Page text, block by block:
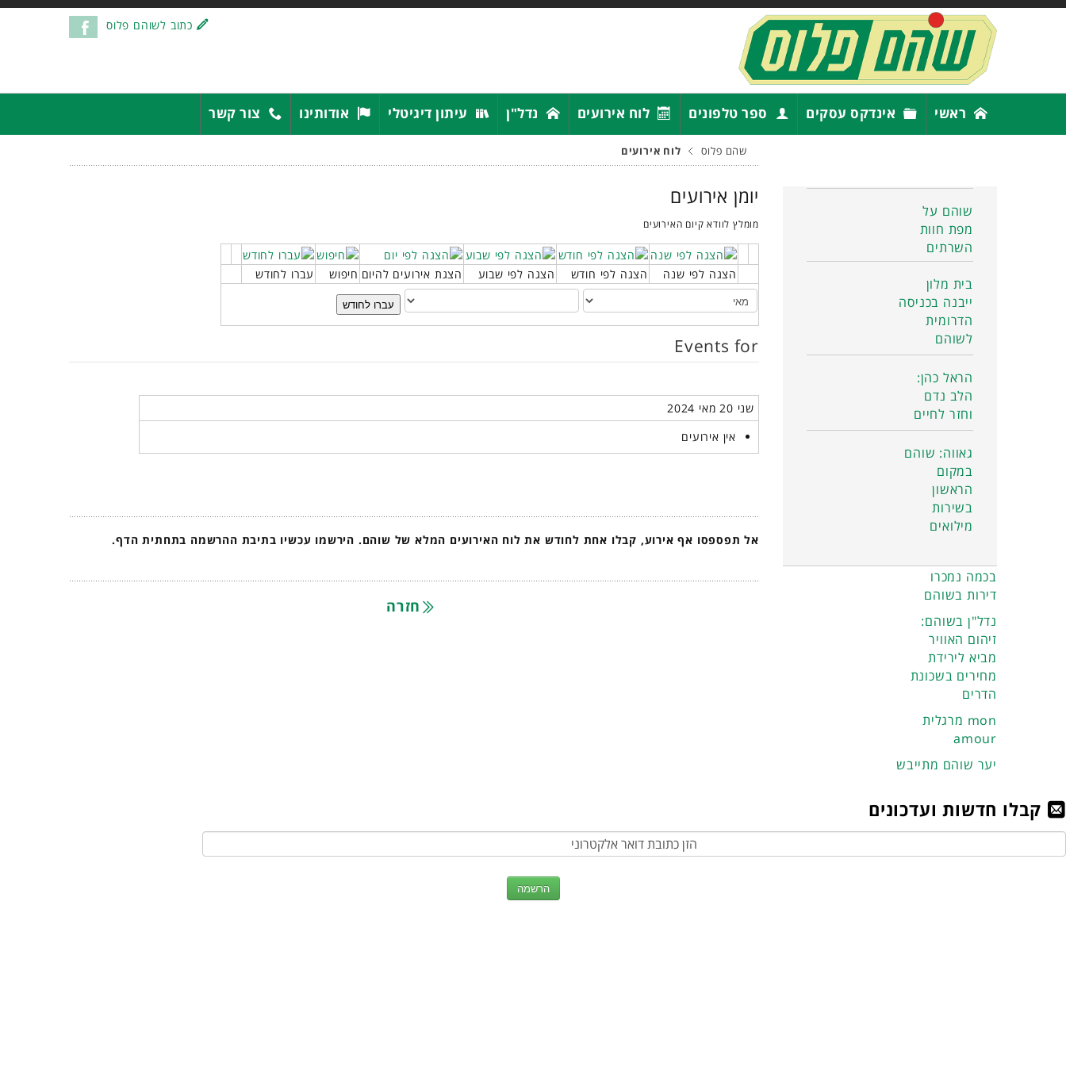
כתוב לשוהם פלוס
ראשי אינדקס עסקים ספר טלפונים לוח אירועים נדל"ן עיתון דיגיטלי אודותינו צור קשר
שהם פלוס לוח אירועים
יומן אירועים
מומלץ לוודא קיום האירועים
הצגה לפי שנה הצגה לפי חודש הצגה לפי שבוע הצגת אירועים להיום חיפוש
עברו לחודש
עברו לחודש
Events for
שני 20 מאי 2024
אין אירועים
אל תפספסו אף אירוע, קבלו אחת לחודש את לוח האירועים המלא של שוהם. הירשמו עכשיו בתיבת ההרשמה בתחתית הדף.
חזרה
שוהם על
מפת חוות
השרתים
בית מלון
ייבנה בכניסה
הדרומית
לשוהם
הראל כהן:
הלב נדם
וחזר לחיים
גאווה: שוהם
במקום
הראשון
בשירות
מילואים
בכמה נמכרו
דירות בשוהם
נדל"ן בשוהם:
זיהום האוויר
מביא לירידת
מחירים בשכונת
הדרים
מרגלית mon
amour
יער שוהם מתייבש
קבלו חדשות ועדכונים